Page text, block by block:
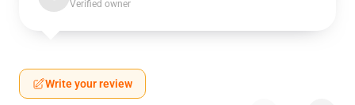
Verified owner
Write your review